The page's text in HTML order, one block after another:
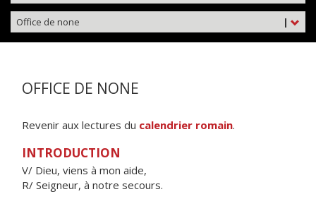
|
Office de none
OFFICE DE NONE
Revenir aux lectures du calendrier romain.
INTRODUCTION
V/ Dieu, viens à mon aide,
R/ Seigneur, à notre secours.